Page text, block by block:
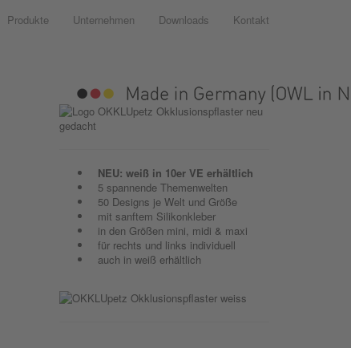
Produkte Unternehmen Downloads
Kontakt
NEU: weiß in 10er VE erhältlich
5 spannende Themenwelten
50 Designs je Welt und Größe
mit sanftem Silikonkleber
in den Größen mini, midi & maxi
für rechts und links individuell
auch in weiß erhältlich